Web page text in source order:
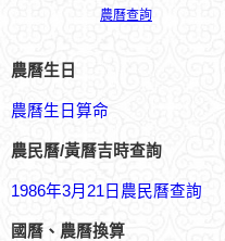
農曆查詢
農曆生日
農曆生日算命
農民曆/黃曆吉時查詢
1986年3月21日農民曆查詢
國曆、農曆換算